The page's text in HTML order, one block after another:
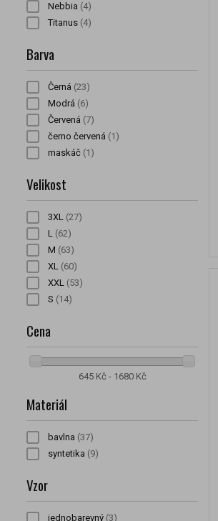
Nebbia (4)
Titanus (4)
Barva
Černá (23)
Modrá (6)
Červená (7)
černo červená (1)
maskáč (1)
Velikost
3XL (27)
L (62)
M (63)
XL (60)
XXL (53)
S (14)
Cena
645 Kč - 1680 Kč
Materiál
bavlna (37)
syntetika (9)
Vzor
jednobarevný (3)